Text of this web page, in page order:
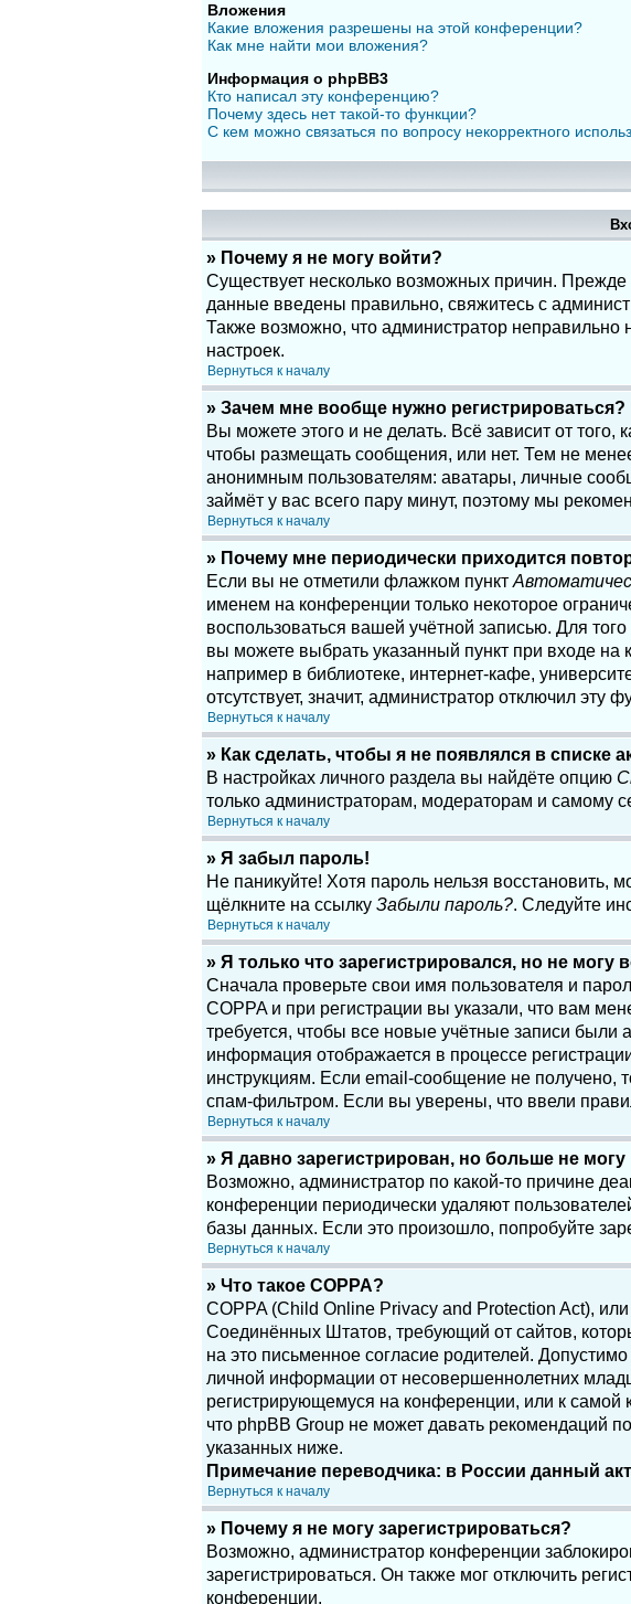
Вложения
Какие вложения разрешены на этой конференции?
Как мне найти мои вложения?
Информация о phpBB3
Кто написал эту конференцию?
Почему здесь нет такой-то функции?
С кем можно связаться по вопросу некорректного
» Почему я не могу войти?
Существует несколько возможных причин. Прежде
данные введены правильно, свяжитесь с
Также возможно, что администратор
настроек.
Вернуться к началу
» Зачем мне вообще нужно регистрироваться?
Вы можете этого и не делать. Всё зависит от
чтобы размещать сообщения, или нет. Тем не
анонимным пользователям: аватары, личные
займёт у вас всего пару минут, поэтому мы
Вернуться к началу
» Почему мне периодически приходится
Если вы не отметили флажком пункт
именем на конференции только некоторое
воспользоваться вашей учётной записью. Для
вы можете выбрать указанный пункт при входе
например в библиотеке, интернет-кафе,
отсутствует, значит, администратор отключил эту
Вернуться к началу
» Как сделать, чтобы я не появлялся в списке
В настройках личного раздела вы найдёте опцию
только администраторам, модераторам и самому
Вернуться к началу
» Я забыл пароль!
Не паникуйте! Хотя пароль нельзя
щёлкните на ссылку Забыли пароль?. Следуйте
Вернуться к началу
» Я только что зарегистрировался, но не могу
Сначала проверьте свои имя пользователя и
COPPA и при регистрации вы указали, что вам
требуется, чтобы все новые учётные записи были
информация отображается в процессе
инструкциям. Если email-сообщение не получено,
спам-фильтром. Если вы уверены, что ввели
Вернуться к началу
» Я давно зарегистрирован, но больше не могу
Возможно, администратор по какой-то причине
конференции периодически удаляют
базы данных. Если это произошло, попробуйте
Вернуться к началу
» Что такое COPPA?
COPPA (Child Online Privacy and Protection Act),
Соединённых Штатов, требующий от сайтов,
на это письменное согласие родителей.
личной информации от несовершеннолетних
регистрирующемуся на конференции, или к самой
что phpBB Group не может давать рекомендаций
указанных ниже.
Примечание переводчика: в России данный
Вернуться к началу
» Почему я не могу зарегистрироваться?
Возможно, администратор конференции
зарегистрироваться. Он также мог отключить
конференции.